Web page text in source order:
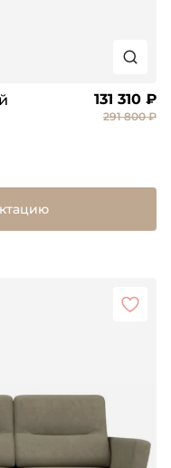
131 310 ₽
291 800 ₽